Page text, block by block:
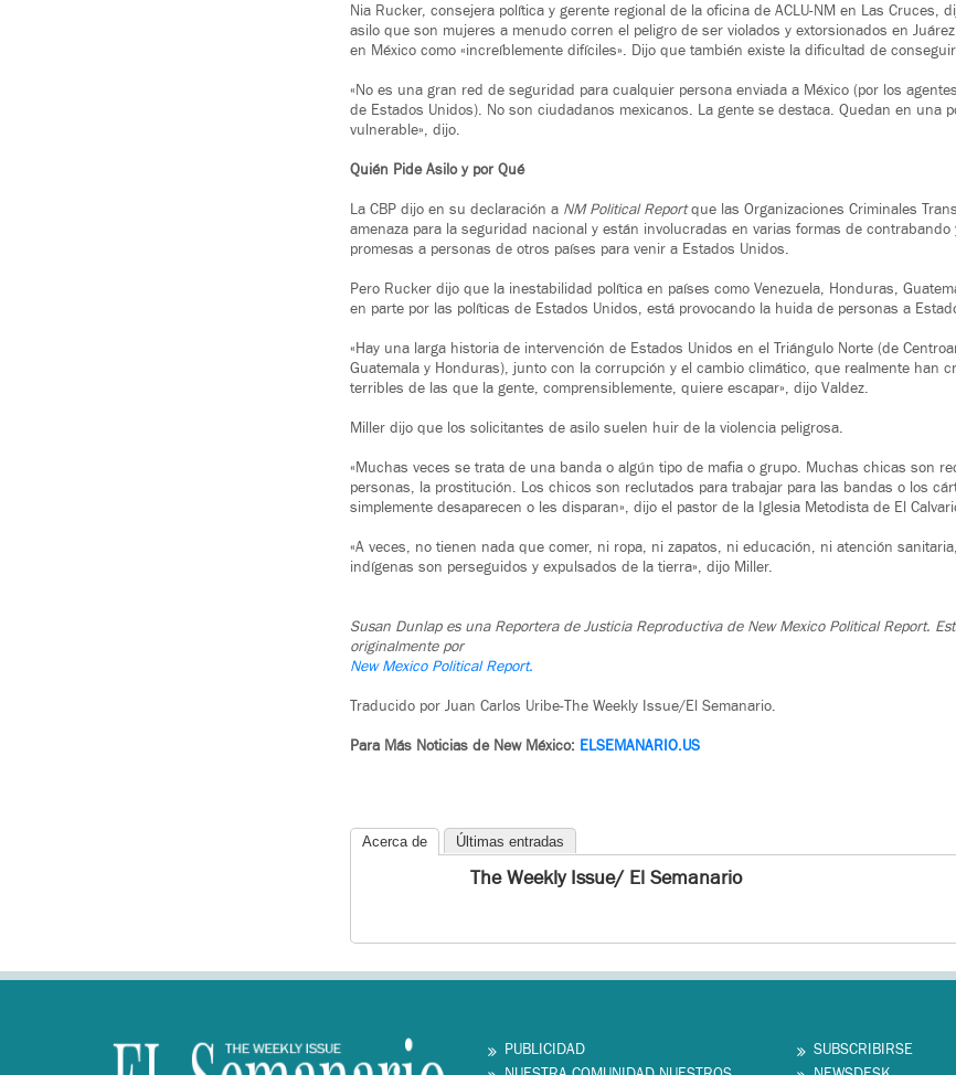
Nia Rucker, consejera política y gerente regional de la oficina de ACLU-NM en Las Cruces,
asilo que son mujeres a menudo corren el peligro de ser violados y extorsionados en
en México como «increíblemente difíciles». Dijo que también existe la dificultad de
«No es una gran red de seguridad para cualquier persona enviada a México (por los
de Estados Unidos). No son ciudadanos mexicanos. La gente se destaca. Quedan en una
vulnerable», dijo.
Quién Pide Asilo y por Qué
La CBP dijo en su declaración a NM Political Reportque las Organizaciones Criminales
amenaza para la seguridad nacional y están involucradas en varias formas de
promesas a personas de otros países para venir a Estados Unidos.
Pero Rucker dijo que la inestabilidad política en países como Venezuela, Honduras,
en parte por las políticas de Estados Unidos, está provocando la huida de personas a
«Hay una larga historia de intervención de Estados Unidos en el Triángulo Norte (de
Guatemala y Honduras), junto con la corrupción y el cambio climático, que realmente han
terribles de las que la gente, comprensiblemente, quiere escapar», dijo Valdez.
Miller dijo que los solicitantes de asilo suelen huir de la violencia peligrosa.
«Muchas veces se trata de una banda o algún tipo de mafia o grupo. Muchas chicas son
personas, la prostitución. Los chicos son reclutados para trabajar para las bandas o los
simplemente desaparecen o les disparan», dijo el pastor de la Iglesia Metodista de El
«A veces, no tienen nada que comer, ni ropa, ni zapatos, ni educación, ni atención
indígenas son perseguidos y expulsados de la tierra», dijo Miller.
Susan Dunlap es una Reportera de Justicia Reproductiva de New Mexico Political Report.
originalmente por
New Mexico Political Report.
Traducido por Juan Carlos Uribe-The Weekly Issue/El Semanario.
Para Más Noticias de New México: ELSEMANARIO.US
Acerca de Últimas entradas
The Weekly Issue/ El Semanario
PUBLICIDAD
SUBSCRIBIRSE